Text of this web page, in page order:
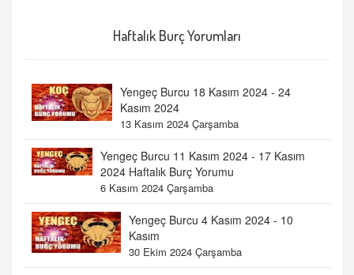
Haftalık Burç Yorumları
Yengeç Burcu 18 Kasım 2024 - 24
Kasım 2024
13 Kasım 2024 Çarşamba
Yengeç Burcu 11 Kasım 2024 - 17 Kasım
2024 Haftalık Burç Yorumu
6 Kasım 2024 Çarşamba
Yengeç Burcu 4 Kasım 2024 - 10
Kasım
30 Ekim 2024 Çarşamba